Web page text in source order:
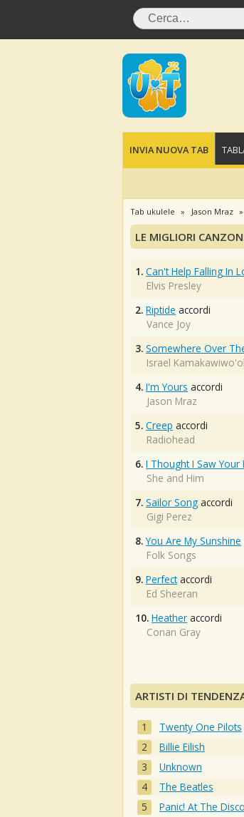
INVIA NUOVA TAB
Tab ukulele Jason Mraz
LE MIGLIORI
1. Can't Help Falling In
Elvis Presley
2. Riptide accordi
Vance Joy
3. Somewhere Over
Israel
4. I'm Yours accordi
Jason Mraz
5. Creep accordi
Radiohead
6. I Thought I Saw Your
She and Him
7. Sailor Song accordi
Gigi Perez
8. You Are My Sunshine
Folk Songs
9. Perfectaccordi
Ed Sheeran
10. Heather accordi
Conan Gray
ARTISTI DI
Twenty One Pilots
Billie Eilish
Unknown
The Beatles
Panic! At The Disco